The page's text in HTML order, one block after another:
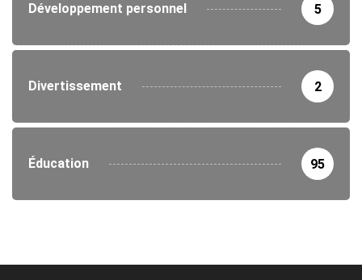
Développement personnel 5
Divertissement 2
Éducation 95